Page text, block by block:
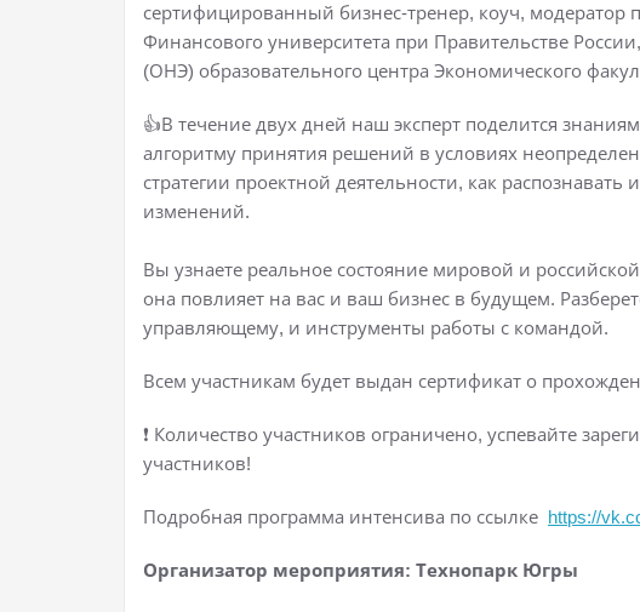
сертифицированный бизнес-тренер, коуч, модератор
Финансового университета при Правительстве
(ОНЭ) образовательного центра Экономического
👍В течение двух дней наш эксперт поделится
алгоритму принятия решений в условиях
стратегии проектной деятельности, как
изменений.
Вы узнаете реальное состояние мировой и
она повлияет на вас и ваш бизнес в будущем.
управляющему, и инструменты работы с командой.
Всем участникам будет выдан сертификат о
❗ Количество участников ограничено, успевайте
участников!
Подробная программа интенсива по ссылке https://
Организатор мероприятия: Технопарк Югры